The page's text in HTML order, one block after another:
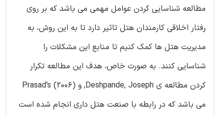
مطالعه شناسایی کردن عوامل مهمی می باشد که بر روی
رفتار اخلاقی کارمندان هتل تاثیر دارد تا به این روش، به
مدیریت هتل ها کمک کنیم تا منابع این مشکلات را
شناسایی کنند. به صورت خاص، هدف این مطالعه تکرار
کردن مطالعه ی Deshpande, Joseph, و Prasad's (2006)
می باشد که در رابطه با صنعت هتل داری انجام شده است